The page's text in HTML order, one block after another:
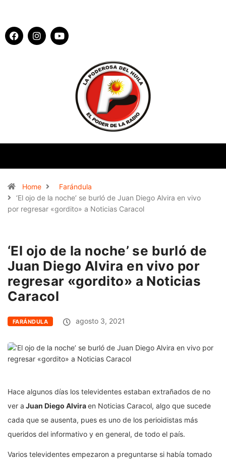
Home
Farándula
‘El ojo de la noche’ se burló de Juan Diego Alvira en vivo
por regresar «gordito» a Noticias Caracol
‘El ojo de la noche’ se burló de
Juan Diego Alvira en vivo por
regresar «gordito» a Noticias
Caracol
FARÁNDULA agosto 3, 2021
Hace algunos días los televidentes estaban extrañados de no
ver a Juan Diego Alviraen Noticias Caracol, algo que sucede
cada que se ausenta, pues es uno de los perioidistas más
queridos del informativo y en general, de todo el país.
Varios televidentes empezaron a preguntarse si había tomado